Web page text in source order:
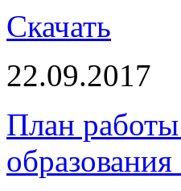
Скачать
22.09.2017
План